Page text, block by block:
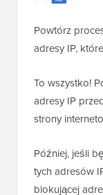
Na
adresy IP,
„Dodaj”.
Powtórz